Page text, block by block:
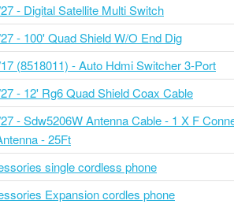
- Digital Satellite Multi Switch
- 100' Quad Shield W/O End Dig
(8518011) - Auto Hdmi Switcher 3-Port
- 12' Rg6 Quad Shield Coax Cable
- Sdw5206W Antenna Cable - 1 X F
- 25Ft
single cordless phone
Expansion cordles phone